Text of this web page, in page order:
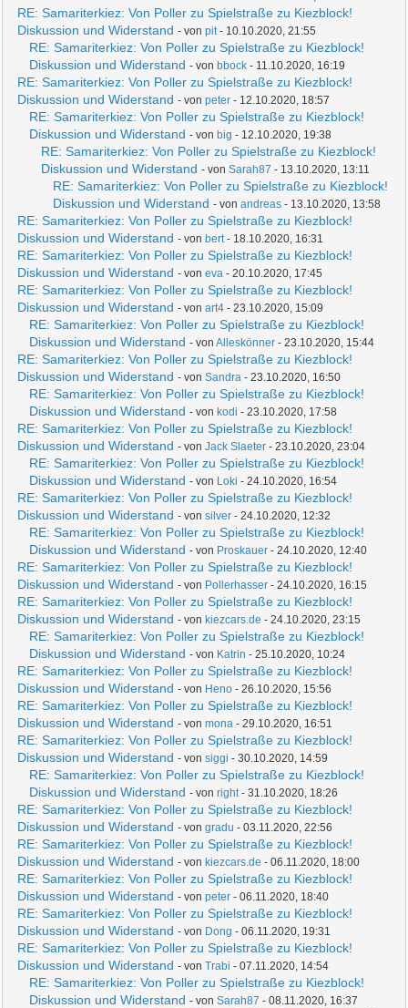
RE: Samariterkiez: Von Poller zu Spielstraße zu Kiezblock!
Diskussion und Widerstand - vonpit- 10.10.2020, 21:55
RE: Samariterkiez: Von Poller zu Spielstraße zu Kiezblock!
Diskussion und Widerstand - von bbock - 11.10.2020, 16:19
RE: Samariterkiez: Von Poller zu Spielstraße zu Kiezblock!
Diskussion und Widerstand - vonpeter - 12.10.2020, 18:57
RE: Samariterkiez: Von Poller zu Spielstraße zu Kiezblock!
Diskussion und Widerstand - von big - 12.10.2020, 19:38
RE: Samariterkiez: Von Poller zu Spielstraße zu Kiezblock!
Diskussion und Widerstand - vonSarah87 - 13.10.2020, 13:11
RE: Samariterkiez: Von Poller zu Spielstraße zu Kiezblock!
Diskussion und Widerstand - vonandreas - 13.10.2020, 13:58
RE: Samariterkiez: Von Poller zu Spielstraße zu Kiezblock!
Diskussion und Widerstand - von bert- 18.10.2020, 16:31
RE: Samariterkiez: Von Poller zu Spielstraße zu Kiezblock!
Diskussion und Widerstand - voneva - 20.10.2020, 17:45
RE: Samariterkiez: Von Poller zu Spielstraße zu Kiezblock!
Diskussion und Widerstand - vonart4 - 23.10.2020, 15:09
RE: Samariterkiez: Von Poller zu Spielstraße zu Kiezblock!
Diskussion und Widerstand - vonAlleskönner - 23.10.2020, 15:44
RE: Samariterkiez: Von Poller zu Spielstraße zu Kiezblock!
Diskussion und Widerstand - vonSandra - 23.10.2020, 16:50
RE: Samariterkiez: Von Poller zu Spielstraße zu Kiezblock!
Diskussion und Widerstand - von kodi - 23.10.2020, 17:58
RE: Samariterkiez: Von Poller zu Spielstraße zu Kiezblock!
Diskussion und Widerstand - vonJack Slaeter - 23.10.2020, 23:04
RE: Samariterkiez: Von Poller zu Spielstraße zu Kiezblock!
Diskussion und Widerstand - von Loki - 24.10.2020, 16:54
RE: Samariterkiez: Von Poller zu Spielstraße zu Kiezblock!
Diskussion und Widerstand - vonsilver - 24.10.2020, 12:32
RE: Samariterkiez: Von Poller zu Spielstraße zu Kiezblock!
Diskussion und Widerstand - von Proskauer - 24.10.2020, 12:40
RE: Samariterkiez: Von Poller zu Spielstraße zu Kiezblock!
Diskussion und Widerstand - von Pollerhasser - 24.10.2020, 16:15
RE: Samariterkiez: Von Poller zu Spielstraße zu Kiezblock!
Diskussion und Widerstand - von kiezcars.de - 24.10.2020, 23:15
RE: Samariterkiez: Von Poller zu Spielstraße zu Kiezblock!
Diskussion und Widerstand - von Katrin - 25.10.2020, 10:24
RE: Samariterkiez: Von Poller zu Spielstraße zu Kiezblock!
Diskussion und Widerstand - von Heno - 26.10.2020, 15:56
RE: Samariterkiez: Von Poller zu Spielstraße zu Kiezblock!
Diskussion und Widerstand - vonmona - 29.10.2020, 16:51
RE: Samariterkiez: Von Poller zu Spielstraße zu Kiezblock!
Diskussion und Widerstand - vonsiggi - 30.10.2020, 14:59
RE: Samariterkiez: Von Poller zu Spielstraße zu Kiezblock!
Diskussion und Widerstand - vonright- 31.10.2020, 18:26
RE: Samariterkiez: Von Poller zu Spielstraße zu Kiezblock!
Diskussion und Widerstand - vongradu - 03.11.2020, 22:56
RE: Samariterkiez: Von Poller zu Spielstraße zu Kiezblock!
Diskussion und Widerstand - von kiezcars.de - 06.11.2020, 18:00
RE: Samariterkiez: Von Poller zu Spielstraße zu Kiezblock!
Diskussion und Widerstand - vonpeter - 06.11.2020, 18:40
RE: Samariterkiez: Von Poller zu Spielstraße zu Kiezblock!
Diskussion und Widerstand - von Dong - 06.11.2020, 19:31
RE: Samariterkiez: Von Poller zu Spielstraße zu Kiezblock!
Diskussion und Widerstand - vonTrabi - 07.11.2020, 14:54
RE: Samariterkiez: Von Poller zu Spielstraße zu Kiezblock!
Diskussion und Widerstand - vonSarah87 - 08.11.2020, 16:37